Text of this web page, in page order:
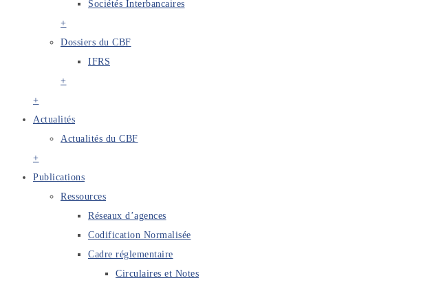
Sociétés Interbancaires
+
Dossiers du CBF
IFRS
+
+
Actualités
Actualités du CBF
+
Publications
Ressources
Réseaux d’agences
Codification Normalisée
Cadre réglementaire
Circulaires et Notes